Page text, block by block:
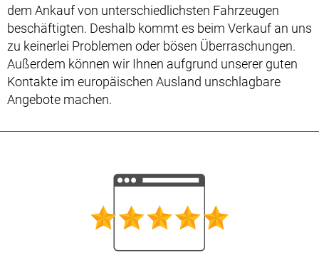
dem Ankauf von unterschiedlichsten Fahrzeugen
beschäftigten. Deshalb kommt es beim Verkauf an uns
zu keinerlei Problemen oder bösen Überraschungen.
Außerdem können wir Ihnen aufgrund unserer guten
Kontakte im europäischen Ausland unschlagbare
Angebote machen.